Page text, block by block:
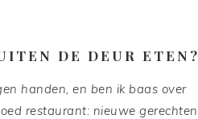
DE DEUR ETEN?
handen, en ben ik baas over
restaurant: nieuwe gerechten